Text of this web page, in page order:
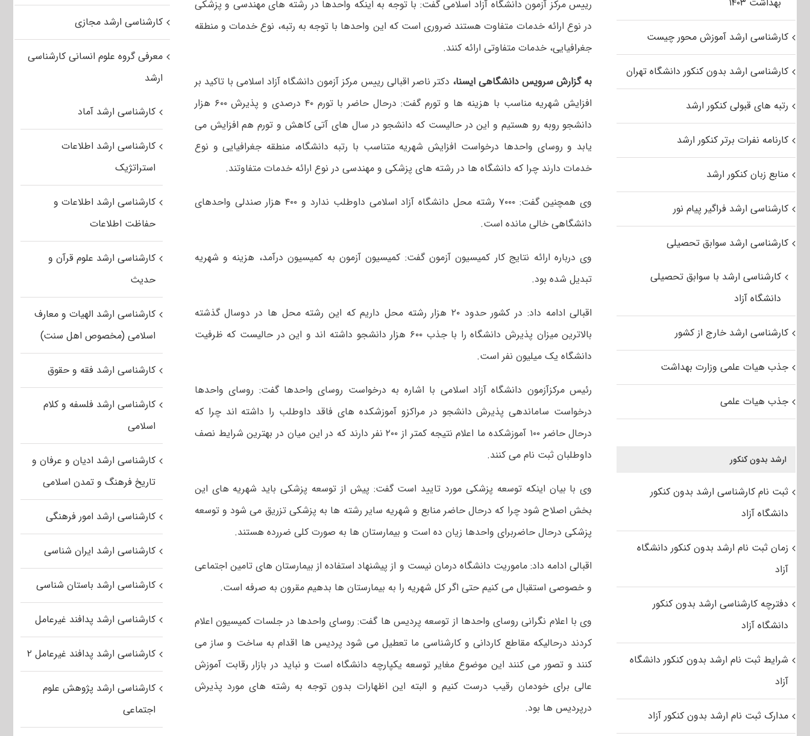
رییس مرکز آزمون دانشگاه آزاد اسلامی گفت: با توجه به اینکه واحدها در رشته های مهندسی و پزشکی
در نوع ارائه خدمات متفاوت هستند ضروری است که این واحدها با توجه به رتبه، نوع خدمات و منطقه
جغرافیایی، خدمات متفاوتی ارائه کنند.
به گزارش سرویس دانشگاهی ایسنا، دکتر ناصر اقبالی رییس مرکز آزمون دانشگاه آزاد اسلامی با تاکید بر
افزایش شهریه مناسب با هزینه ها و تورم گفت: درحال حاضر با تورم ۴۰ درصدی و پذیرش ۶۰۰ هزار
دانشجو روبه رو هستیم و این در حالیست که دانشجو در سال های آتی کاهش و تورم هم افزایش می
یابد و روسای واحدها درخواست افزایش شهریه متناسب با رتبه دانشگاه، منطقه جغرافیایی و نوع
خدمات دارند چرا که دانشگاه ها در رشته های پزشکی و مهندسی در نوع ارائه خدمات متفاوتند.
وی همچنین گفت: ۷۰۰۰ رشته محل دانشگاه آزاد اسلامی داوطلب ندارد و ۴۰۰ هزار صندلی واحدهای
دانشگاهی خالی مانده است.
وی درباره ارائه نتایج کار کمیسیون آزمون گفت: کمیسیون آزمون به کمیسیون درآمد، هزینه و شهریه
تبدیل شده بود.
اقبالی ادامه داد: در کشور حدود ۲۰ هزار رشته محل داریم که این رشته محل ها در دوسال گذشته
بالاترین میزان پذیرش دانشگاه را با جذب ۶۰۰ هزار دانشجو داشته اند و این در حالیست که ظرفیت
دانشگاه یک میلیون نفر است.
رئیس مرکزآزمون دانشگاه آزاد اسلامی با اشاره به درخواست روسای واحدها گفت: روسای واحدها
درخواست ساماندهی پذیرش دانشجو در مراکزو آموزشکده های فاقد داوطلب را داشته اند چرا که
درحال حاضر ۱۰۰ آموزشکده ما اعلام نتیجه کمتر از ۲۰۰ نفر دارند که در این میان در بهترین شرایط نصف
داوطلبان ثبت نام می کنند.
وی با بیان اینکه توسعه پزشکی مورد تایید است گفت: پیش از توسعه پزشکی باید شهریه های این
بخش اصلاح شود چرا که درحال حاضر منابع و شهریه سایر رشته ها به پزشکی تزریق می شود و توسعه
پزشکی درحال حاضربرای واحدها زیان ده است و بیمارستان ها به صورت کلی ضررده هستند.
اقبالی ادامه داد: ماموریت دانشگاه درمان نیست و از پیشنهاد استفاده از بیمارستان های تامین اجتماعی
و خصوصی استقبال می کنیم حتی اگر کل شهریه را به بیمارستان ها بدهیم مقرون به صرفه است.
وی با اعلام نگرانی روسای واحدها از توسعه پردیس ها گفت: روسای واحدها در جلسات کمیسیون اعلام
کردند درحالیکه مقاطع کاردانی و کارشناسی ما تعطیل می شود پردیس ها اقدام به ساخت و ساز می
کنند و تصور می کنند این موضوع مغایر توسعه یکپارچه دانشگاه است و نباید در بازار رقابت آموزش
عالی برای خودمان رقیب درست کنیم و البته این اظهارات بدون توجه به رشته های مورد پذیرش
درپردیس ها بود.
کارشناسی ارشد مجازی
معرفی گروه علوم انسانی کارشناسی
ارشد
کارشناسی ارشد آماد
کارشناسی ارشد اطلاعات
استراتژیک
کارشناسی ارشد اطلاعات و
حفاظت اطلاعات
کارشناسی ارشد علوم قرآن و
حدیث
کارشناسی ارشد الهیات و معارف
اسلامی (مخصوص اهل سنت)
کارشناسی ارشد فقه و حقوق
کارشناسی ارشد فلسفه و کلام
اسلامی
کارشناسی ارشد ادیان و عرفان و
تاریخ فرهنگ و تمدن اسلامی
کارشناسی ارشد امور فرهنگی
کارشناسی ارشد ایران شناسی
کارشناسی ارشد باستان شناسی
کارشناسی ارشد پدافند غیرعامل
کارشناسی ارشد پدافند غیرعامل ۲
کارشناسی ارشد پژوهش علوم
اجتماعی
کارشناسی ارشد آموزش محور چیست
کارشناسی ارشد بدون کنکور دانشگاه تهران
رتبه های قبولی کنکور ارشد
کارنامه نفرات برتر کنکور ارشد
منابع زبان کنکور ارشد
کارشناسی ارشد فراگیر پیام نور
کارشناسی ارشد سوابق تحصیلی
کارشناسی ارشد با سوابق تحصیلی
دانشگاه آزاد
کارشناسی ارشد خارج از کشور
جذب هیات علمی وزارت بهداشت
جذب هیات علمی
ارشد بدون کنکور
ثبت نام کارشناسی ارشد بدون کنکور
دانشگاه آزاد
زمان ثبت نام ارشد بدون کنکور دانشگاه
آزاد
دفترچه کارشناسی ارشد بدون کنکور
دانشگاه آزاد
شرایط ثبت نام ارشد بدون کنکور دانشگاه
آزاد
مدارک ثبت نام ارشد بدون کنکور آزاد